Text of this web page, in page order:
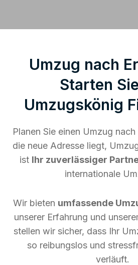
Umzug nach
Starten
Umzugskönig
Planen Sie einen Umzug
die neue Adresse liegt,
ist Ihr zuverlässiger
internationale
Wir bieten umfassende
unserer Erfahrung und
stellen wir sicher, dass Ihr
so reibungslos und
verläuft.